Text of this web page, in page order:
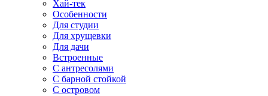
Хай-тек
Особенности
Для студии
Для хрущевки
Для дачи
Встроенные
С антресолями
С барной стойкой
С островом